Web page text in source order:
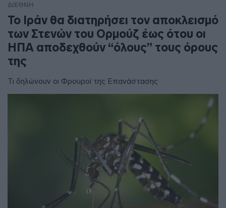
ΔΙΕΘΝΗ
To Ιράν θα διατηρήσει τον αποκλεισμό
των Στενών του Ορμούζ έως ότου οι
ΗΠΑ αποδεχθούν “όλους” τους όρους
της
Τι δηλώνουν οι Φρουροί της Επανάστασης